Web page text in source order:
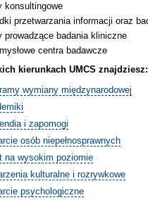
konsultingowe
przetwarzania informacji oraz
prowadzące badania kliniczne
centra badawcze
kierunkach UMCS znajdziesz:
wymiany międzynarodowej
i zapomogi
osób niepełnosprawnych
na wysokim poziomie
kulturalne i rozrywkowe
psychologiczne